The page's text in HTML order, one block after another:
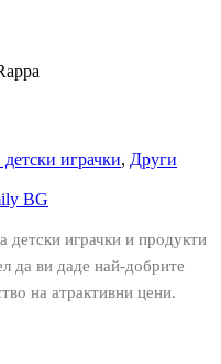
играчки, Други
детски играчки и продукти
да ви даде най-добрите
на атрактивни цени.